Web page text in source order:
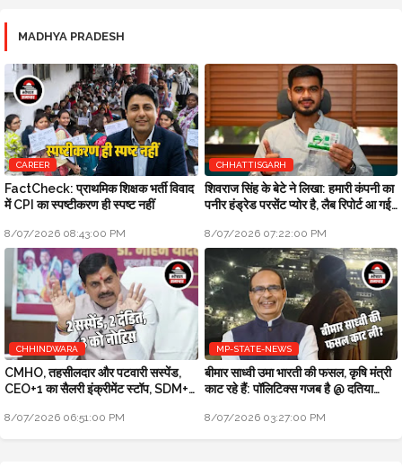
MADHYA PRADESH
CAREER
FactCheck: प्राथमिक शिक्षक भर्ती विवाद
में CPI का स्पष्टीकरण ही स्पष्ट नहीं
8/07/2026 08:43:00 PM
CHHATTISGARH
शिवराज सिंह के बेटे ने लिखा: हमारी कंपनी का
पनीर हंड्रेड परसेंट प्योर है, लैब रिपोर्ट आ गई
8/07/2026 07:22:00 PM
CHHINDWARA
CMHO, तहसीलदार और पटवारी सस्पेंड,
CEO+1 का सैलरी इंक्रीमेंट स्टॉप, SDM+2
8/07/2026 06:51:00 PM
MP-STATE-NEWS
बीमार साध्वी उमा भारती की फसल, कृषि मंत्री
काट रहे हैं: पॉलिटिक्स गजब है @ दतिया
8/07/2026 03:27:00 PM